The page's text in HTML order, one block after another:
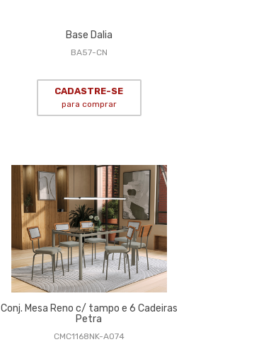
Base Dalia
BA57-CN
CADASTRE-SE
para comprar
Conj. Mesa Reno c/ tampo e 6 Cadeiras
Petra
CMC1168NK-A074